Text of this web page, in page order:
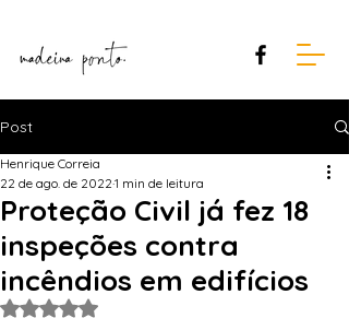
Post
Proteção Civil já fez 18
inspeções contra
incêndios em edifícios
Henrique Correia
22 de ago. de 2022 1 min de leitura
Avaliado com NaN de 5 estrelas.